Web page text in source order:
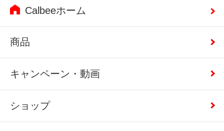
Calbeeホーム
商品
キャンペーン・動画
ショップ